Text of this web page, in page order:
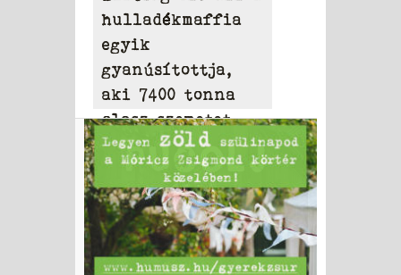
hulladékmaffia
egyik
gyanúsítottja,
aki 7400 tonna
olasz szemetet
hordott Tamásiba